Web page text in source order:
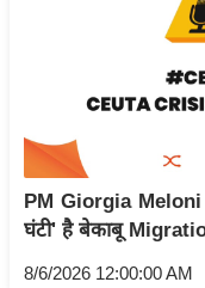
ज
त
वि
शे
PM Giorgia Meloni
घंटी' है बेकाबू
8/6/2026 12:00:00 AM